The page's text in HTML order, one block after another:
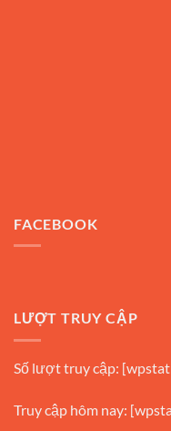
FACEBOOK
LƯỢT TRUY CẬP
Số lượt truy cập:
Truy cập hôm nay: